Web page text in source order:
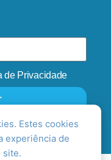
Estes cookies
experiência de
site.
de Privacidade